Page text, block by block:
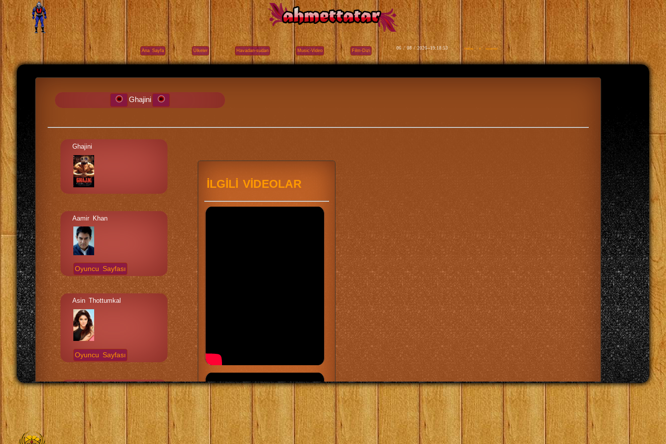
Ana Sayfa Ülkeler Havadan-sudan Music-Video Film-Dizi
06 / 08 / 2026--19:18:53 Online: ' 0 ' ziyaretçi
Ghajini
Ghajini
Aamir Khan
Oyuncu Sayfası
Asin Thottumkal
Oyuncu Sayfası
Pradeep Ram Singh Rawat
Oyuncu Sayfası
İLGİLİ VİDEOLAR